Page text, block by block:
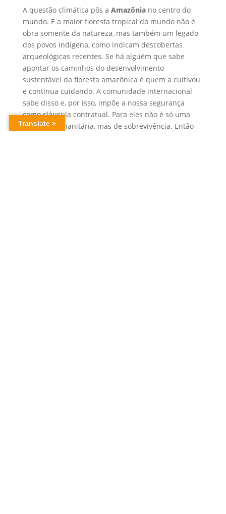
A questão climática pôs a Amazôniano centro do
mundo. E a maior floresta tropical do mundo não é
obra somente da natureza, mas também um legado
dos povos indígena, como indicam descobertas
arqueológicas recentes. Se há alguém que sabe
apontar os caminhos do desenvolvimento
sustentável da floresta amazônica é quem a cultivou
e continua cuidando. A comunidade internacional
sabe disso e, por isso, impõe a nossa segurança
como cláusula contratual. Para eles não é só uma
questão humanitária, mas de sobrevivência. Então